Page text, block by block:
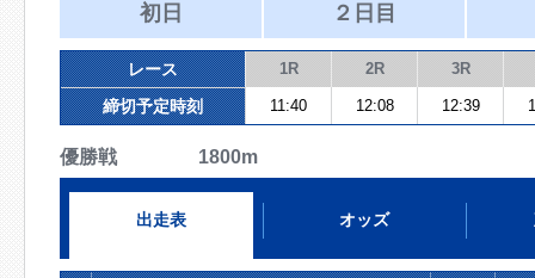
初日 ２日目
レース 1R 2R 3R
締切予定時刻 11:40 12:08 12:39
優勝戦 1800m
出走表 オッズ